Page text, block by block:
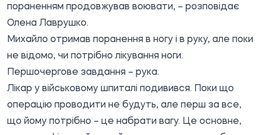
пораненням продовжував воювати, – розповідає
Олена Лаврушко.
Михайло отримав поранення в ногу і в руку, але поки
не відомо, чи потрібно лікування ноги.
Першочергове завдання – рука.
Лікар у військовому шпиталі подивився. Поки що
операцію проводити не будуть, але перш за все,
що йому потрібно – це набрати вагу. Це основне,